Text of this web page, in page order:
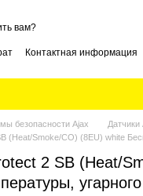
вам?
Контактная информация
безопасности Ajax
(Heat/Smoke/CO) (8EU) white
2 SB (Heat/
угарного